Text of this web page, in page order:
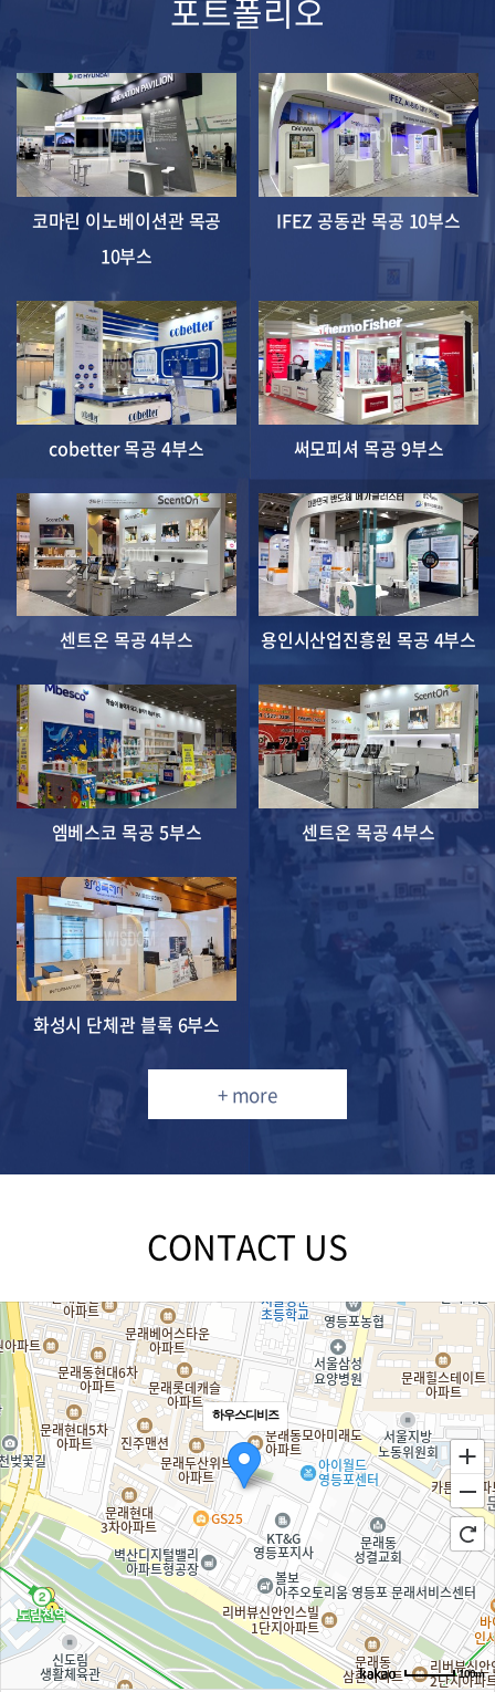
포트폴리오
코마린 이노베이션관 목공
10부스
IFEZ 공동관 목공 10부스
cobetter 목공 4부스 써모피셔 목공 9부스
센트온 목공 4부스 용인시산업진흥원 목공 4부스
엠베스코 목공 5부스 센트온 목공 4부스
화성시 단체관 블록 6부스
+ more
CONTACT US
하우스디비즈
100m
로드뷰 길찾기 지도 크게 보기